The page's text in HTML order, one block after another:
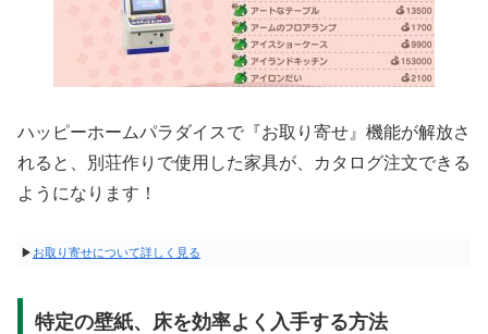
ハッピーホームパラダイスで『お取り寄せ』機能が解放さ
れると、別荘作りで使用した家具が、カタログ注文できる
ようになります！
▶ お取り寄せについて詳しく見る
特定の壁紙、床を効率よく入手する方法